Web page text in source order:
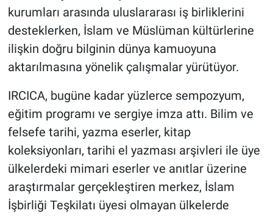
kurumları arasında uluslararası iş birliklerini
desteklerken, İslam ve Müslüman kültürlerine
ilişkin doğru bilginin dünya kamuoyuna
aktarılmasına yönelik çalışmalar yürütüyor.
IRCICA, bugüne kadar yüzlerce sempozyum,
eğitim programı ve sergiye imza attı. Bilim ve
felsefe tarihi, yazma eserler, kitap
koleksiyonları, tarihi el yazması arşivleri ile üye
ülkelerdeki mimari eserler ve anıtlar üzerine
araştırmalar gerçekleştiren merkez, İslam
İşbirliği Teşkilatı üyesi olmayan ülkelerde